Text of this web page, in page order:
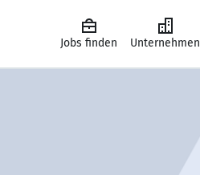
Jobs finden Unternehmen